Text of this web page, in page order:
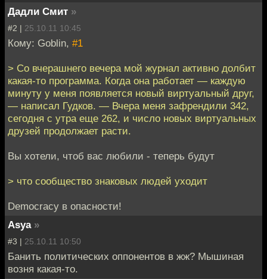
Дадли Смит »
#2 | 25.10.11 10:45
Кому: Goblin, #1
> Со вчерашнего вечера мой журнал активно долбит
какая-то программа. Когда она работает — каждую
минуту у меня появляется новый виртуальный друг,
— написал Гудков. — Вчера меня зафрендили 342,
сегодня с утра еще 262, и число новых виртуальных
друзей продолжает расти.
Вы хотели, чтоб вас любили - теперь будут
> что сообщество знаковых людей уходит
Democracy в опасности!
Asya »
#3 | 25.10.11 10:50
Банить политических оппонентов в жж? Мышиная
возня какая-то.